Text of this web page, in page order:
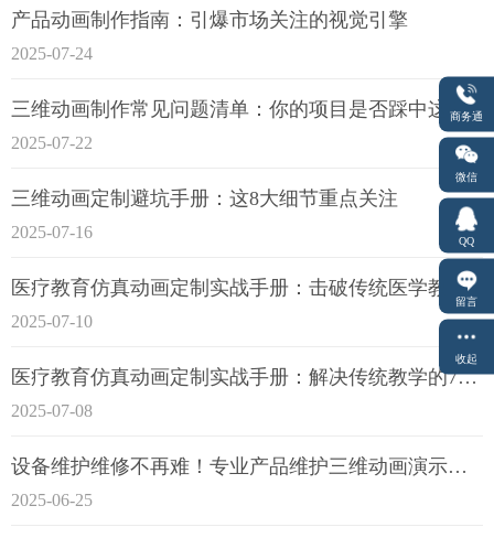
产品动画制作指南：引爆市场关注的视觉引擎
2025-07-24
三维动画制作常见问题清单：你的项目是否踩中这6大技术雷区？
2025-07-22
三维动画定制避坑手册：这8大细节重点关注
2025-07-16
医疗教育仿真动画定制实战手册：击破传统医学教育7大痛点
2025-07-10
医疗教育仿真动画定制实战手册：解决传统教学的7大痛点
2025-07-08
设备维护维修不再难！专业产品维护三维动画演示定制指南
2025-06-25
商务通
微信
QQ
留言
收起